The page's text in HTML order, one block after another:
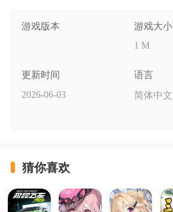
游戏版本
游戏大小
1 M
更新时间
2026-06-03
语言
简体中文
猜你喜欢